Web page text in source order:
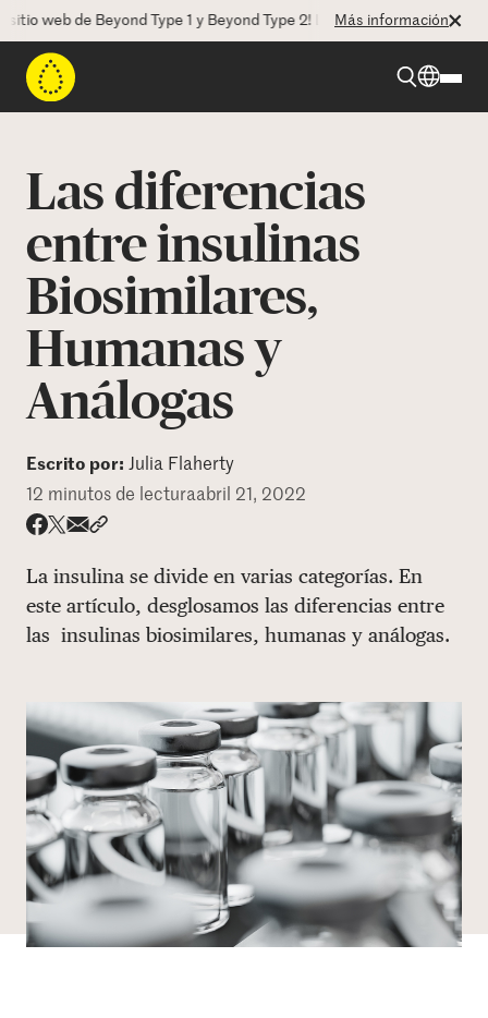
de Beyond Type 1 y Beyond Type 2! La CEO Deborah Dugan nos
Más información
Recursos
Programas
Las diferencias
entre insulinas
Biosimilares,
Humanas y
Análogas
Escrito por: Julia Flaherty
12 minutos de lecturaabril 21, 2022
La insulina se divide en varias categorías. En
este artículo, desglosamos las diferencias entre
las insulinas biosimilares, humanas y análogas.